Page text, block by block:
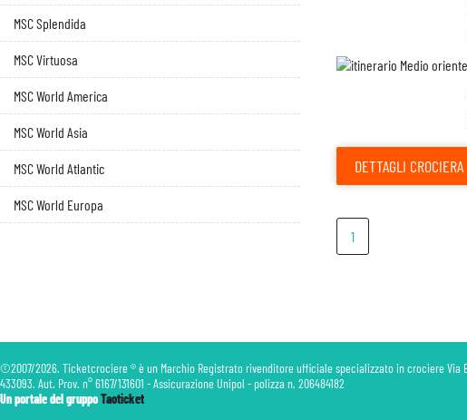
DETTAGLI CROCIERA
1
MSC Splendida
MSC Virtuosa
MSC World America
MSC World Asia
MSC World Atlantic
MSC World Europa
©2007/2026. Ticketcrociere ® è un Marchio Registrato rivenditore ufficiale specializzato in crociere Via
433093. Aut. Prov. n° 6167/131601 - Assicurazione Unipol - polizza n. 206484182
Un portale del gruppoTaoticket